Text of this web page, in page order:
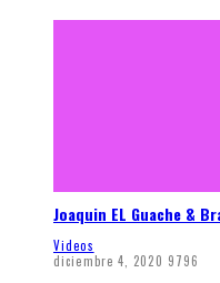
Joaquin EL Guache &
Videos
diciembre 4, 2020 9796